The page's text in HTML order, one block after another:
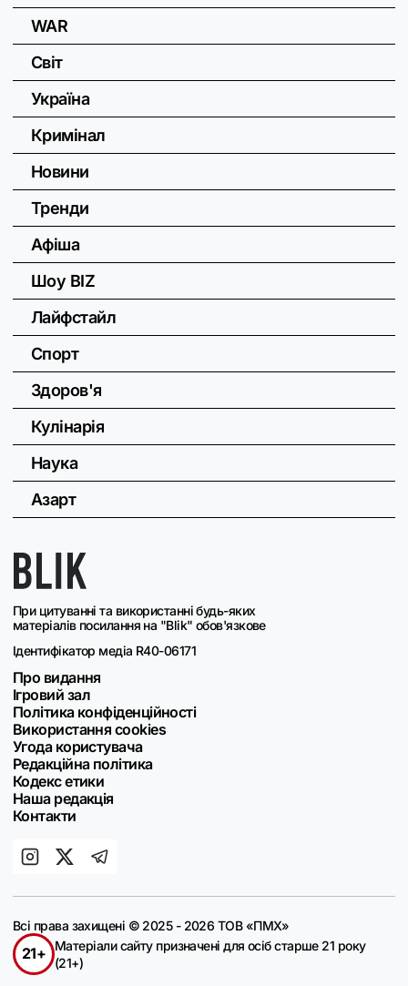
При цитуванні та використанні будь-яких
матеріалів посилання на "Blik" обов'язкове
Ідентифікатор медіа R40-06171
Про видання
Ігровий зал
Політика конфіденційності
Використання cookies
Угода користувача
Редакційна політика
Кодекс етики
Наша редакція
Контакти
WAR
Світ
Україна
Кримінал
Новини
Тренди
Афіша
Шоу BIZ
Лайфстайл
Спорт
Здоров'я
Кулінарія
Наука
Азарт
Всі права захищені © 2025 - 2026 ТОВ «ПМХ»
21+
Матеріали сайту призначені для осіб старше 21 року
(21+)